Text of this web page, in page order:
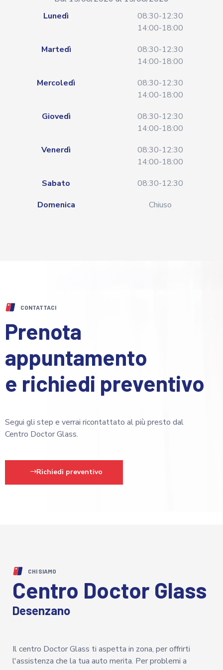
Lunedì
08:30-12:30
14:00-18:00
Martedì
08:30-12:30
14:00-18:00
Mercoledì
08:30-12:30
14:00-18:00
Giovedì
08:30-12:30
14:00-18:00
Venerdì
08:30-12:30
14:00-18:00
Sabato
08:30-12:30
Domenica
Chiuso
CONTATTACI
Prenota
appuntamento
e richiedi preventivo
Segui gli step e verrai ricontattato al più presto dal
Centro Doctor Glass.
Richiedi preventivo
CHI SIAMO
Centro Doctor Glass
Desenzano
Il centro Doctor Glass ti aspetta in zona, per offrirti
l'assistenza che la tua auto merita. Per problemi a